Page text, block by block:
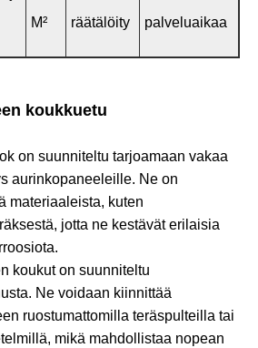
M²
räätälöity
palveluaikaa
koukkuetu
on suunniteltu tarjoamaan vakaa
aurinkopaneeleille. Ne on
materiaaleista, kuten
jotta ne kestävät erilaisia
koukut on suunniteltu
Ne voidaan kiinnittää
ruostumattomilla teräspulteilla tai
mikä mahdollistaa nopean